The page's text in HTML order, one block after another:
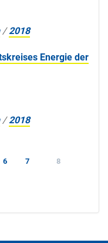
/2018
Energie der
/2018
6 7 8